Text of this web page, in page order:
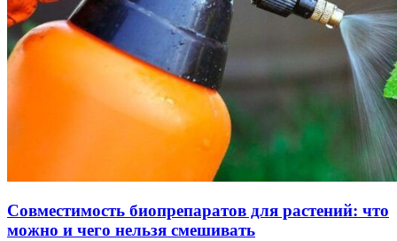
Совместимость биопрепаратов для растений: что
можно и чего нельзя смешивать